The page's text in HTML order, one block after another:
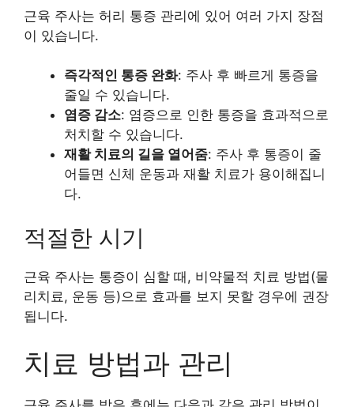
근육 주사는 허리 통증 관리에 있어 여러 가지 장점
이 있습니다.
즉각적인 통증 완화: 주사 후 빠르게 통증을
줄일 수 있습니다.
염증 감소: 염증으로 인한 통증을 효과적으로
처치할 수 있습니다.
재활 치료의 길을 열어줌: 주사 후 통증이 줄
어들면 신체 운동과 재활 치료가 용이해집니
다.
적절한 시기
근육 주사는 통증이 심할 때, 비약물적 치료 방법(물
리치료, 운동 등)으로 효과를 보지 못할 경우에 권장
됩니다.
치료 방법과 관리